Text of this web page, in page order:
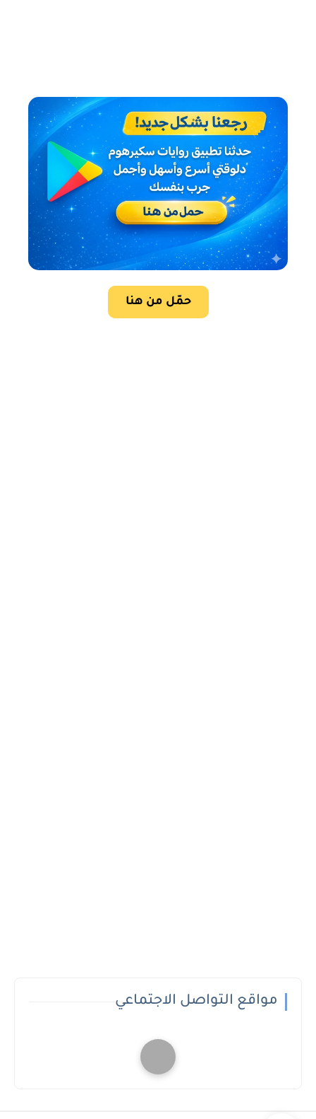
حمّل من هنا
مواقع التواصل الاجتماعي